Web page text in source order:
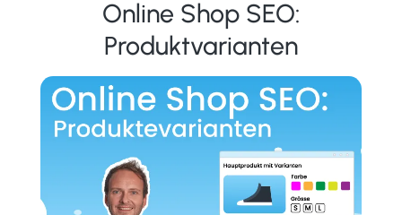
Online Shop SEO:
Produktvarianten